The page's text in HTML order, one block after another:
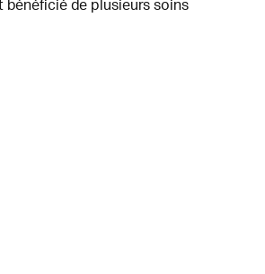
bénéficié de plusieurs soins